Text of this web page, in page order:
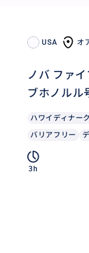
USA オ
ノバ ファ
ブホノル
ハワイディナー
バリアフリー
3h